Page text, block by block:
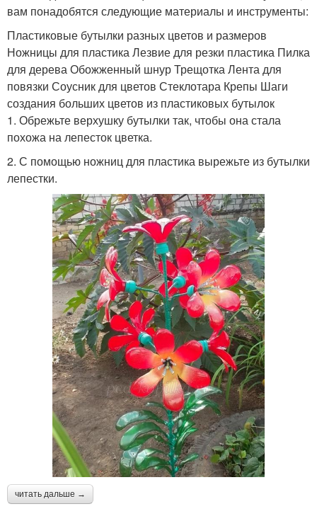
вам понадобятся следующие материалы и инструменты:
Пластиковые бутылки разных цветов и размеров
Ножницы для пластика Лезвие для резки пластика Пилка
для дерева Обожженный шнур Трещотка Лента для
повязки Соусник для цветов Стеклотара Крепы Шаги
создания больших цветов из пластиковых бутылок
1. Обрежьте верхушку бутылки так, чтобы она стала
похожа на лепесток цветка.
2. С помощью ножниц для пластика вырежьте из бутылки
лепестки.
читать дальше →